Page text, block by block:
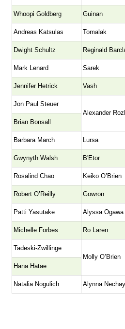
Whoopi Goldberg Guinan
Andreas Katsulas Tomalak
Dwight Schultz Reginald
Mark Lenard Sarek
Jennifer Hetrick Vash
Jon Paul Steuer
Alexander
Brian Bonsall
Barbara March Lursa
Gwynyth Walsh B'Etor
Rosalind Chao Keiko O’Brien
Robert O’Reilly Gowron
Patti Yasutake Alyssa Ogawa
Michelle Forbes Ro Laren
Tadeski-Zwillinge
Molly O’Brien
Hana Hatae
Natalia Nogulich Alynna